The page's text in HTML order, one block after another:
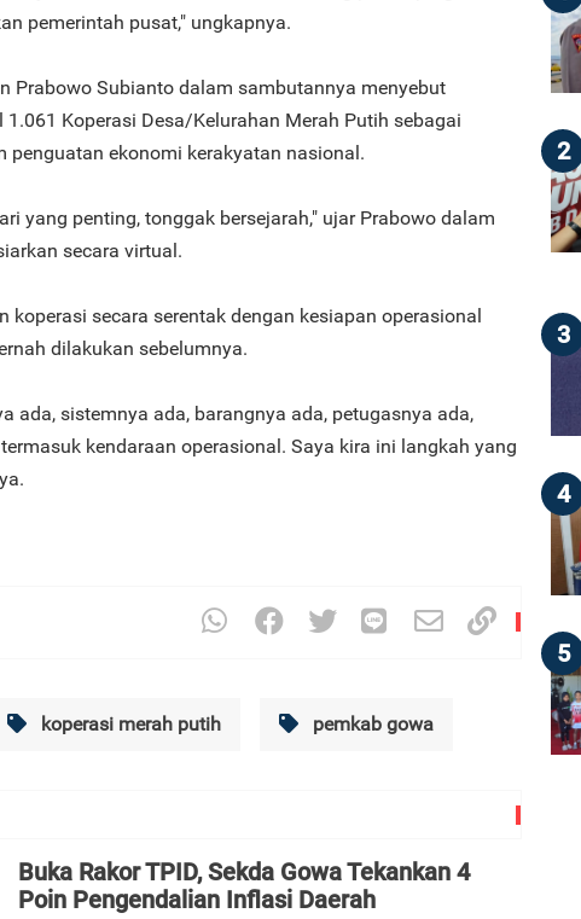
pemerintah pusat," ungkapnya.
Prabowo Subianto dalam sambutannya menyebut
1.061 Koperasi Desa/Kelurahan Merah Putih sebagai
penguatan ekonomi kerakyatan nasional.
yang penting, tonggak bersejarah," ujar Prabowo dalam
secara virtual.
koperasi secara serentak dengan kesiapan operasional
dilakukan sebelumnya.
ada, sistemnya ada, barangnya ada, petugasnya ada,
kendaraan operasional. Saya kira ini langkah yang
koperasi merah putih pemkab gowa
Buka Rakor TPID, Sekda Gowa Tekankan 4
Poin Pengendalian Inflasi Daerah
2
3
4
5